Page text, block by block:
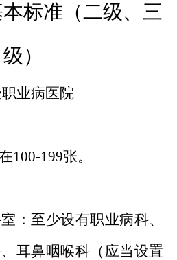
标准（二级、三
级）
业病医院
199张。
至少设有职业病科、
耳鼻咽喉科（应当设置